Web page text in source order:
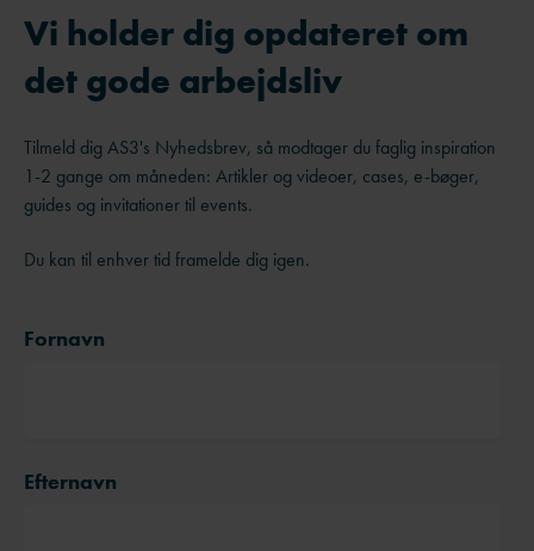
Vi holder dig opdateret om
det gode arbejdsliv
Tilmeld dig AS3's Nyhedsbrev, så modtager du faglig inspiration
1-2 gange om måneden: Artikler og videoer, cases, e-bøger,
guides og invitationer til events.
Du kan til enhver tid framelde dig igen.
Fornavn
Efternavn